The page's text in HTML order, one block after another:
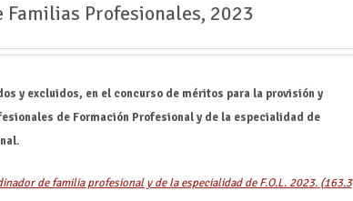
Familias Profesionales, 2023
y excluidos, en el concurso de méritos para la provisión y
de Formación Profesional y de la especialidad de
de familia profesional y de la especialidad de F.O.L. 2023.(163.3